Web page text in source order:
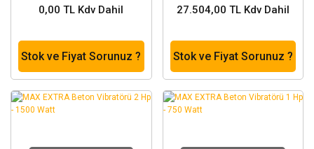
0,00 TL Kdv Dahil
Stok ve Fiyat Sorunuz ?
27.504,00 TL Kdv Dahil
Stok ve Fiyat Sorunuz ?